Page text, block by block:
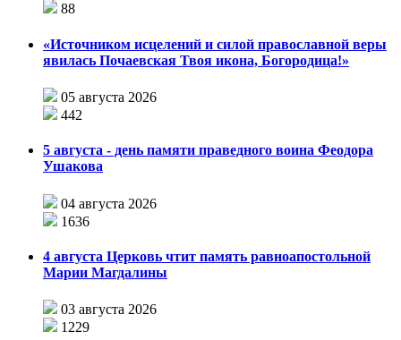
88
«Источником исцелений и силой православной веры
явилась Почаевская Твоя икона, Богородица!»
05 августа 2026
442
5 августа - день памяти праведного воина Феодора
Ушакова
04 августа 2026
1636
4 августа Церковь чтит память равноапостольной
Марии Магдалины
03 августа 2026
1229